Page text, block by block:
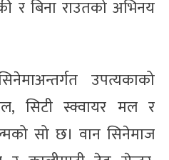
र बिना राउतको अभिनय
उपत्यकाको
सिटी स्क्वायर मल र
सो छ। वान सिनेमाज